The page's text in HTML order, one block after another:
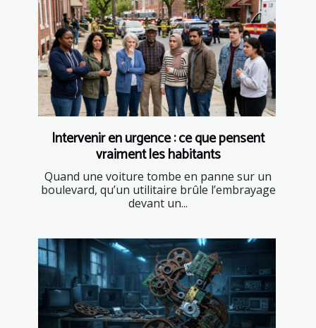
Intervenir en urgence : ce que pensent
vraiment les habitants
Quand une voiture tombe en panne sur un
boulevard, qu’un utilitaire brûle l’embrayage
devant un...